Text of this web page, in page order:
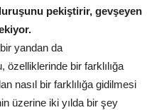
pekiştirir, gevşeyen
yandan da
bir farklılığa
nasıl bir farklılığa gidilmesi
üzerine iki yılda bir şey